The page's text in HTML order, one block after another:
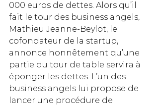
000 euros de dettes. Alors qu’il
fait le tour des business angels,
Mathieu Jeanne-Beylot, le
cofondateur de la startup,
annonce honnêtement qu’une
partie du tour de table servira à
éponger les dettes. L’un des
business angels lui propose de
lancer une procédure de